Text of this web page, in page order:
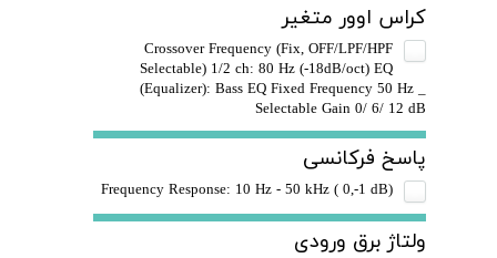
کراس اوور متغیر
Crossover Frequency (Fix, OFF/LPF/HPF
Selectable) 1/2 ch: 80 Hz (-18dB/oct) EQ
(Equalizer): Bass EQ Fixed Frequency 50 Hz _
Selectable Gain 0/ 6/ 12 dB
پاسخ فرکانسی
(Frequency Response: 10 Hz - 50 kHz ( 0,-1 dB
ولتاژ برق ورودی